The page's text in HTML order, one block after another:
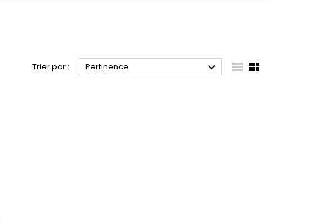
Trier par : Pertinence   